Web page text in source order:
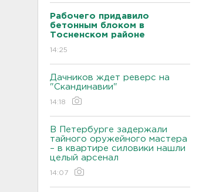
Рабочего придавило
бетонным блоком в
Тосненском районе
14:25
Дачников ждет реверс на
"Скандинавии"
14:18
В Петербурге задержали
тайного оружейного мастера
– в квартире силовики нашли
целый арсенал
14:07